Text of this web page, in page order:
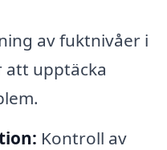
av fuktnivåer i
att upptäcka
Kontroll av